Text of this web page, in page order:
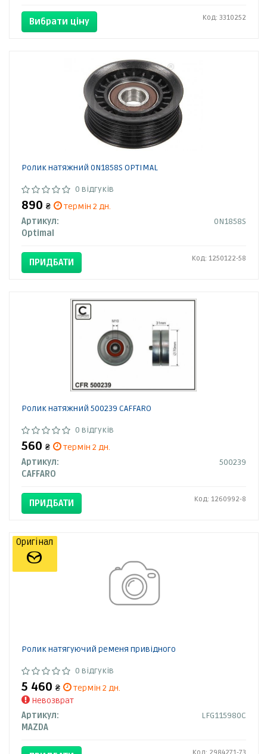
Вибрати ціну Код: 3310252
Ролик натяжний 0N1858S OPTIMAL
0 відгуків
890 ₴
термін 2 дн.
Артикул:
0N1858S
Optimal
ПРИДБАТИ Код: 1250122-58
Ролик натяжний 500239 CAFFARO
0 відгуків
560 ₴
термін 2 дн.
Артикул:
500239
CAFFARO
ПРИДБАТИ Код: 1260992-8
Ролик натягуючий ременя привідного
0 відгуків
5 460 ₴
термін 2 дн.
Невозврат
Артикул:
LFG115980C
MAZDA
Оригінал